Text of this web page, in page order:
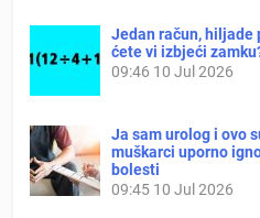
Jedan račun, hiljade
ćete vi izbjeći
09:46 10 Jul 2026
Ja sam urolog i ovo
muškarci uporno
bolesti
09:45 10 Jul 2026